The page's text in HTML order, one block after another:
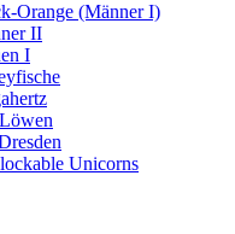
Orange (Männer I)
II
I
Unicorns